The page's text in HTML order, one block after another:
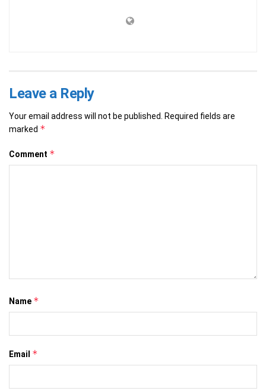
Leave a Reply
Your email address will not be published.
Required fields are
marked *
Comment *
Name *
Email *